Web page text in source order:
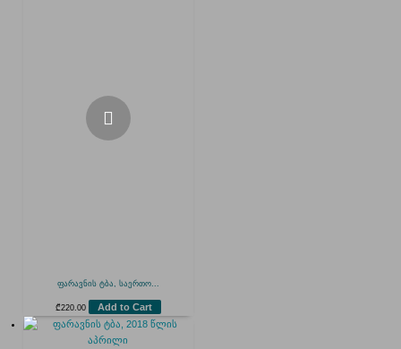
ფარავნის ტბა, საერთო...
₾220.00 Add to Cart